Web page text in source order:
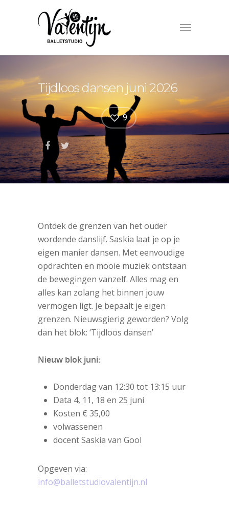
Tijdloos dansen juni 2026
9
Ontdek de grenzen van het ouder
wordende danslijf. Saskia laat je op je
eigen manier dansen. Met eenvoudige
opdrachten en mooie muziek ontstaan
de bewegingen vanzelf. Alles mag en
alles kan zolang het binnen jouw
vermogen ligt. Je bepaalt je eigen
grenzen. Nieuwsgierig geworden? Volg
dan het blok: ‘Tijdloos dansen’
Nieuw blok juni:
Donderdag van 12:30 tot 13:15 uur
Data 4, 11, 18 en 25 juni
Kosten € 35,00
volwassenen
docent Saskia van Gool
Opgeven via:
info@balletstudiovalentijn.nl